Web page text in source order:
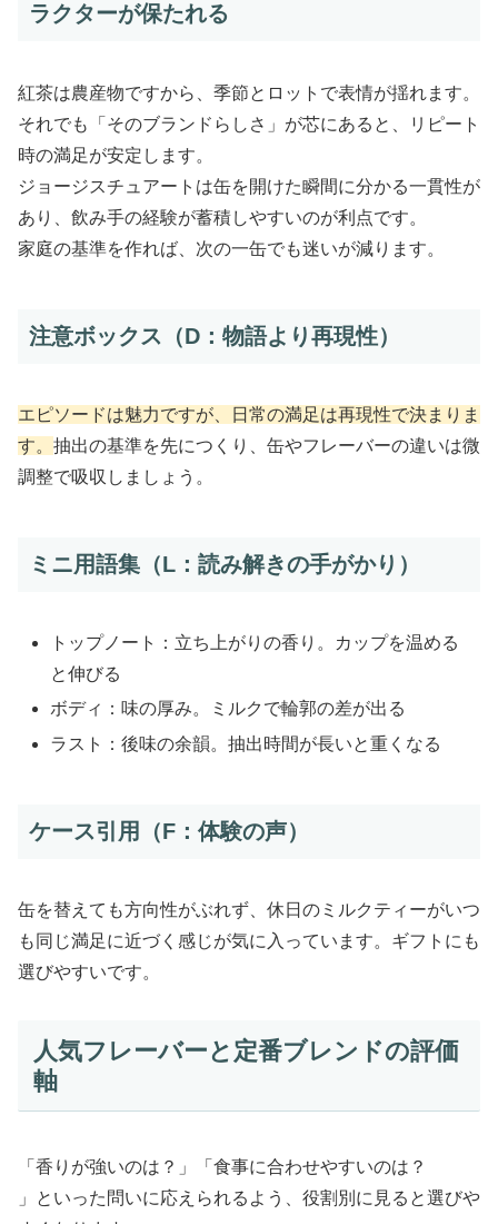
ラクターが保たれる
紅茶は農産物ですから、季節とロットで表情が揺れます。
それでも「そのブランドらしさ」が芯にあると、リピート
時の満足が安定します。
ジョージスチュアートは缶を開けた瞬間に分かる一貫性が
あり、飲み手の経験が蓄積しやすいのが利点です。
家庭の基準を作れば、次の一缶でも迷いが減ります。
注意ボックス（D：物語より再現性）
エピソードは魅力ですが、日常の満足は再現性で決まりま
す。 抽出の基準を先につくり、缶やフレーバーの違いは微
調整で吸収しましょう。
ミニ用語集（L：読み解きの手がかり）
トップノート：立ち上がりの香り。カップを温める
と伸びる
ボディ：味の厚み。ミルクで輪郭の差が出る
ラスト：後味の余韻。抽出時間が長いと重くなる
ケース引用（F：体験の声）
缶を替えても方向性がぶれず、休日のミルクティーがいつ
も同じ満足に近づく感じが気に入っています。ギフトにも
選びやすいです。
人気フレーバーと定番ブレンドの評価
軸
「香りが強いのは？」「食事に合わせやすいのは？
」といった問いに応えられるよう、役割別に見ると選びや